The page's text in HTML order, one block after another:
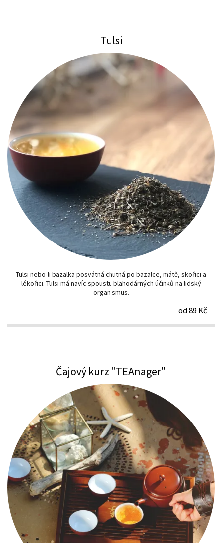
Tulsi
Tulsi nebo-li bazalka posvátná chutná po bazalce, mátě, skořici a
lékořici. Tulsi má navíc spoustu blahodárných účinků na lidský
organismus.
od 89 Kč
Čajový kurz "TEAnager"